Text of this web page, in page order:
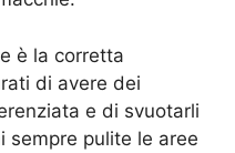
è la corretta
di avere dei
e di svuotarli
sempre pulite le aree